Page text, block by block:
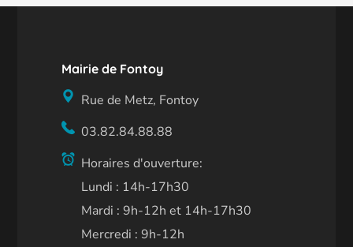
Mairie de Fontoy
Rue de Metz, Fontoy
03.82.84.88.88
Horaires d'ouverture:
Lundi : 14h-17h30
Mardi : 9h-12h et 14h-17h30
Mercredi : 9h-12h